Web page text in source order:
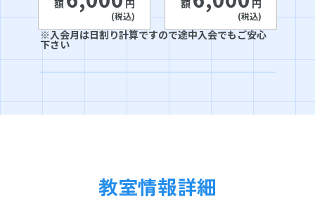
円
(税込)
円
(税込)
※入会月は日割り計算ですので途中入会でもご安心
下さい
教室情報詳細